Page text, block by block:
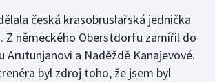
česká krasobruslařská jednička
Z německého Oberstdorfu zamířil do
Arutunjanovi a Naděždě Kanajevové.
byl zdroj toho, že jsem byl